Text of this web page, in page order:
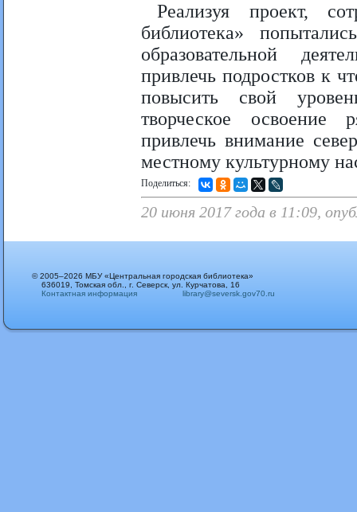
Реализуя проект,
библиотека»
образовательной
привлечь подростков к
повысить свой
творческое освоение
привлечь внимание
местному культурному
Поделиться:
20 июня 2017 года в 11:09,
© 2005–2026 МБУ «Центральная городская библиотека»
636019, Томская обл., г. Северск, ул. Курчатова, 16
Контактная информация
library@seversk.gov70.ru